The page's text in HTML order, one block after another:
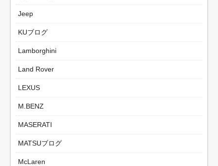
Jeep
KUブログ
Lamborghini
Land Rover
LEXUS
M.BENZ
MASERATI
MATSUブログ
McLaren